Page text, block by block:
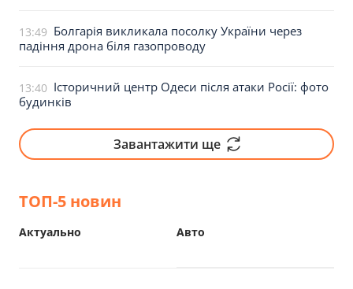
13:49 Болгарія викликала посолку України через
падіння дрона біля газопроводу
13:40 Історичний центр Одеси після атаки Росії: фото
будинків
Завантажити ще
ТОП-5 новин
Авто
Актуально